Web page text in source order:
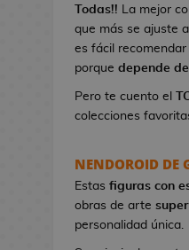
d
e
C
i
s
L
i
r
e
a
s
d
e
Todas!! La mejor
que más se ajuste
es fácil
porque depende
Pero te cuento el
colecciones
NENDOROID DE
Estas figuras con
obras de arte
personalidad única.